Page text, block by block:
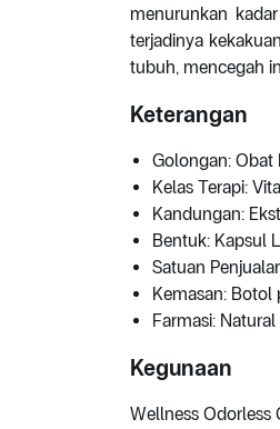
menurunkan
terjadinya
tubuh, mencegah
Keterangan
Golongan: Obat
Kelas Terapi:
Kandungan:
Bentuk: Kapsul
Satuan
Kemasan:
Farmasi:
Kegunaan
Wellness Odorless